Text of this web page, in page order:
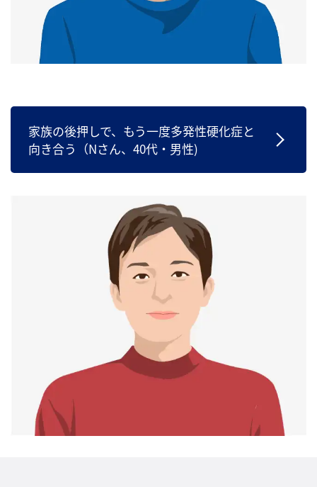
家族の後押しで、もう一度多発性硬化症と
向き合う（Nさん、40代・男性)